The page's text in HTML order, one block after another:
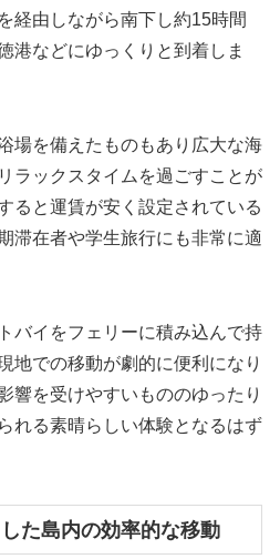
経由しながら南下し約15時間
港などにゆっくりと到着しま
場を備えたものもあり広大な海
ラックスタイムを過ごすことが
ると運賃が安く設定されている
滞在者や学生旅行にも非常に適
バイをフェリーに積み込んで持
地での移動が劇的に便利になり
響を受けやすいもののゆったり
れる素晴らしい体験となるはず
た島内の効率的な移動